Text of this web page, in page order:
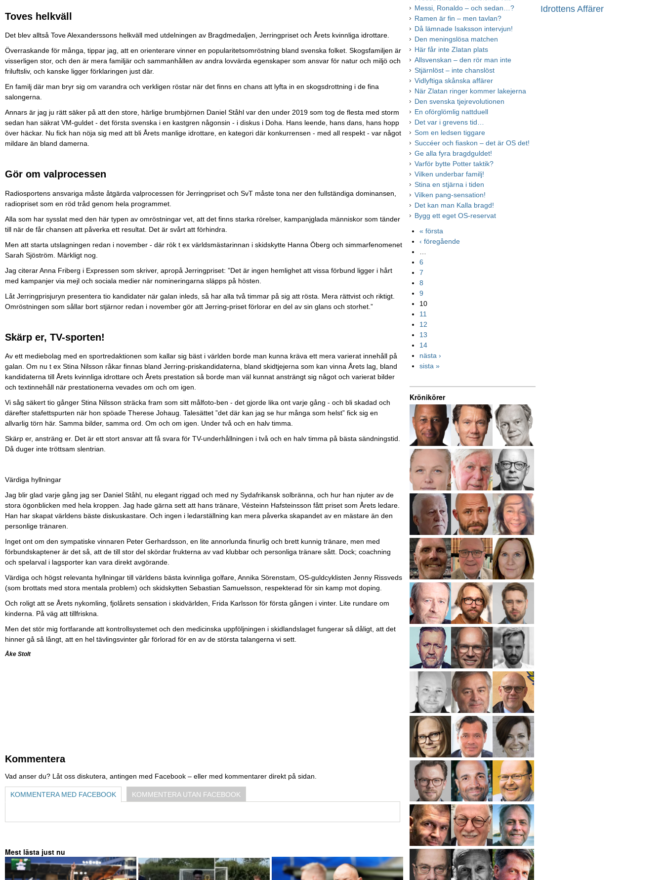
Toves helkväll
Det blev alltså Tove Alexanderssons helkväll med utdelningen av Bragdmedaljen, Jerringpriset och Årets kvinnliga idrottare.
Överraskande för många, tippar jag, att en orienterare vinner en popularitetsomröstning bland svenska folket. Skogsfamiljen är
visserligen stor, och den är mera familjär och sammanhållen av andra lovvärda egenskaper som ansvar för natur och miljö och
friluftsliv, och kanske ligger förklaringen just där.
En familj där man bryr sig om varandra och verkligen röstar när det finns en chans att lyfta in en skogsdrottning i de fina
salongerna.
Annars är jag ju rätt säker på att den store, härlige brumbjörnen Daniel Ståhl var den under 2019 som tog de flesta med storm
sedan han säkrat VM-guldet - det första svenska i en kastgren någonsin - i diskus i Doha. Hans leende, hans dans, hans hopp
över häckar. Nu fick han nöja sig med att bli Årets manlige idrottare, en kategori där konkurrensen - med all respekt - var något
mildare än bland damerna.
Gör om valprocessen
Radiosportens ansvariga måste åtgärda valprocessen för Jerringpriset och SvT måste tona ner den fullständiga dominansen,
radiopriset som en röd tråd genom hela programmet.
Alla som har sysslat med den här typen av omröstningar vet, att det finns starka rörelser, kampanjglada människor som tänder
till när de får chansen att påverka ett resultat. Det är svårt att förhindra.
Men att starta utslagningen redan i november - där rök t ex världsmästarinnan i skidskytte Hanna Öberg och simmarfenomenet
Sarah Sjöström. Märkligt nog.
Jag citerar Anna Friberg i Expressen som skriver, apropå Jerringpriset: ”Det är ingen hemlighet att vissa förbund ligger i hårt
med kampanjer via mejl och sociala medier när nomineringarna släpps på hösten.
Låt Jerringprisjuryn presentera tio kandidater när galan inleds, så har alla två timmar på sig att rösta. Mera rättvist och riktigt.
Omröstningen som sållar bort stjärnor redan i november gör att Jerring-priset förlorar en del av sin glans och storhet.”
Skärp er, TV-sporten!
Av ett mediebolag med en sportredaktionen som kallar sig bäst i världen borde man kunna kräva ett mera varierat innehåll på
galan. Om nu t ex Stina Nilsson råkar finnas bland Jerring-priskandidaterna, bland skidtjejerna som kan vinna Årets lag, bland
kandidaterna till Årets kvinnliga idrottare och Årets prestation så borde man väl kunnat ansträngt sig något och varierat bilder
och textinnehåll när prestationerna vevades om och om igen.
Vi såg säkert tio gånger Stina Nilsson sträcka fram som sitt målfoto-ben - det gjorde lika ont varje gång - och bli skadad och
därefter stafettspurten när hon spöade Therese Johaug. Talesättet ”det där kan jag se hur många som helst” fick sig en
allvarlig törn här. Samma bilder, samma ord. Om och om igen. Under två och en halv timma.
Skärp er, ansträng er. Det är ett stort ansvar att få svara för TV-underhållningen i två och en halv timma på bästa sändningstid.
Då duger inte tröttsam slentrian.
Värdiga hyllningar
Jag blir glad varje gång jag ser Daniel Ståhl, nu elegant riggad och med ny Sydafrikansk solbränna, och hur han njuter av de
stora ögonblicken med hela kroppen. Jag hade gärna sett att hans tränare, Vésteinn Hafsteinsson fått priset som Årets ledare.
Han har skapat världens bäste diskuskastare. Och ingen i ledarställning kan mera påverka skapandet av en mästare än den
personlige tränaren.
Inget ont om den sympatiske vinnaren Peter Gerhardsson, en lite annorlunda finurlig och brett kunnig tränare, men med
förbundskaptener är det så, att de till stor del skördar frukterna av vad klubbar och personliga tränare sått. Dock; coachning
och spelarval i lagsporter kan vara direkt avgörande.
Värdiga och högst relevanta hyllningar till världens bästa kvinnliga golfare, Annika Sörenstam, OS-guldcyklisten Jenny Rissveds
(som brottats med stora mentala problem) och skidskytten Sebastian Samuelsson, respekterad för sin kamp mot doping.
Och roligt att se Årets nykomling, fjolårets sensation i skidvärlden, Frida Karlsson för första gången i vinter. Lite rundare om
kinderna. På väg att tillfriskna.
Men det stör mig fortfarande att kontrollsystemet och den medicinska uppföljningen i skidlandslaget fungerar så dåligt, att det
hinner gå så långt, att en hel tävlingsvinter går förlorad för en av de största talangerna vi sett.
Åke Stolt
Kommentera
Vad anser du? Låt oss diskutera, antingen med Facebook – eller med kommentarer direkt på sidan.
KOMMENTERA MED FACEBOOK KOMMENTERA UTAN FACEBOOK
Mest lästa just nu
Idrottens Affärer
Messi, Ronaldo – och sedan…?
Ramen är fin – men tavlan?
Då lämnade Isaksson intervjun!
Den meningslösa matchen
Här får inte Zlatan plats
Allsvenskan – den rör man inte
Stjärnlöst – inte chanslöst
Vidlyftiga skånska affärer
När Zlatan ringer kommer lakejerna
Den svenska tjejrevolutionen
En oförglömlig nattduell
Det var i grevens tid…
Som en ledsen tiggare
Succéer och fiaskon – det är OS det!
Ge alla fyra bragdguldet!
Varför bytte Potter taktik?
Vilken underbar familj!
Stina en stjärna i tiden
Vilken pang-sensation!
Det kan man Kalla bragd!
Bygg ett eget OS-reservat
« första
‹ föregående
…
6
7
8
9
10
11
12
13
14
nästa ›
sista »
Krönikörer